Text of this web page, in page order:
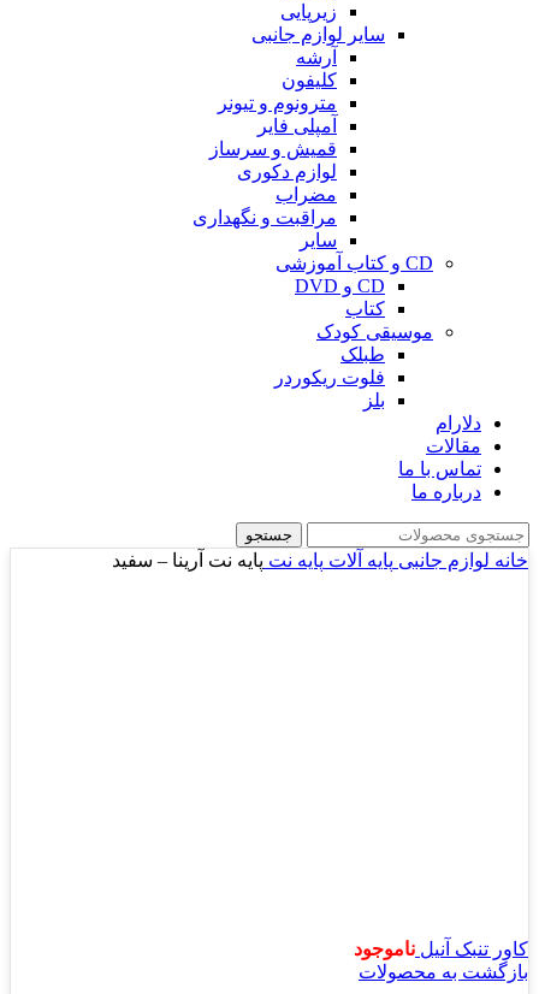
زیرپایی
سایر لوازم جانبی
آرشه
کلیفون
مترونوم و تیونر
آمپلی فایر
قمیش و سرساز
لوازم دکوری
مضراب
مراقبت و نگهداری
سایر
CD و کتاب آموزشی
CD و DVD
کتاب
موسیقی کودک
طبلک
فلوت ریکوردر
بلز
دلارام
مقالات
تماس با ما
درباره ما
جستجو
خانه لوازم جانبی پایه آلات پایه نت پایه نت آرینا – سفید
کاور تنبک آنیل ناموجود
بازگشت به محصولات